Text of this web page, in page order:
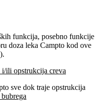
funkcija, posebno funkcije
doza leka Campto kod ove
ili opstrukcija creva
sve dok traje opstrukcija